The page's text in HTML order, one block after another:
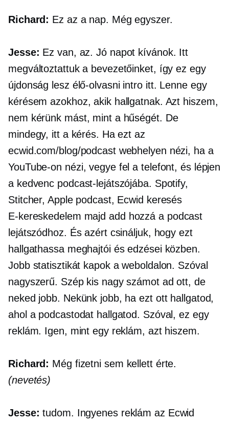
Richard: Ez az a nap. Még egyszer.
Jesse: Ez van, az. Jó napot kívánok. Itt
megváltoztattuk a bevezetőinket, így ez egy
újdonság lesz élő-olvasniintro itt. Lenne egy
kérésem azokhoz, akik hallgatnak. Azt hiszem,
nem kérünk mást, mint a hűségét. De
mindegy, itt a kérés. Ha ezt az
ecwid.com/blog/podcast webhelyen nézi, ha a
YouTube-on nézi, vegye fel a telefont, és lépjen
a kedvenc podcast-lejátszójába. Spotify,
Stitcher, Apple podcast, Ecwid keresés
E-kereskedelem majd add hozzá a podcast
lejátszódhoz. És azért csináljuk, hogy ezt
hallgathassa meghajtói és edzései közben.
Jobb statisztikát kapok a weboldalon. Szóval
nagyszerű. Szép kis nagy számot ad ott, de
neked jobb. Nekünk jobb, ha ezt ott hallgatod,
ahol a podcastodat hallgatod. Szóval, ez egy
reklám. Igen, mint egy reklám, azt hiszem.
Richard: Még fizetni sem kellett érte.
(nevetés)
Jesse: tudom. Ingyenes reklám az Ecwid